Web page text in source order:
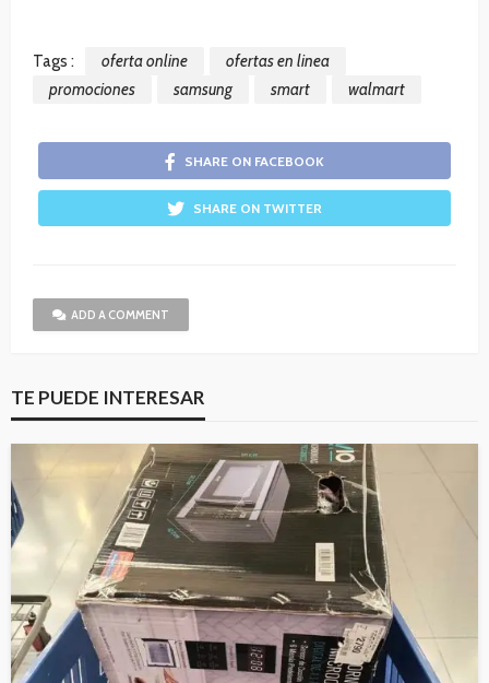
Tags : oferta online
ofertas en linea
promociones
samsung smart walmart
SHARE ON FACEBOOK
SHARE ON TWITTER
ADD A COMMENT
TE PUEDE INTERESAR